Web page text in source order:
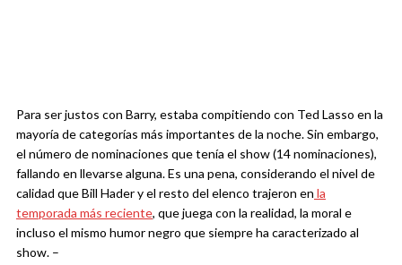
Para ser justos con Barry, estaba compitiendo con Ted Lasso en la
mayoría de categorías más importantes de la noche. Sin embargo,
el número de nominaciones que tenía el show (14 nominaciones),
fallando en llevarse alguna. Es una pena, considerando el nivel de
calidad que Bill Hader y el resto del elenco trajeron en la
temporada más reciente, que juega con la realidad, la moral e
incluso el mismo humor negro que siempre ha caracterizado al
show. –